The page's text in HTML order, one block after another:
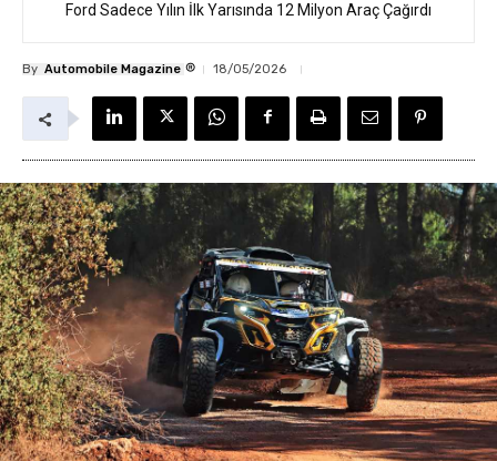
Ford Sadece Yılın İlk Yarısında 12 Milyon Araç Çağırdı
“BYD Güvenlik İncelemeleri Devrede!”
By Automobile Magazine ® 18/05/2026